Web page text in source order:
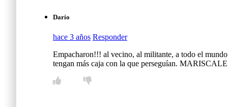
Darío
hace 3 años Responder
Empacharon!!! al vecino, al militante, a todo el
tengan más caja con la que perseguían.